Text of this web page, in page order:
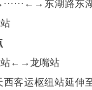
东湖路
站←→龙嘴站
客运枢纽站延伸